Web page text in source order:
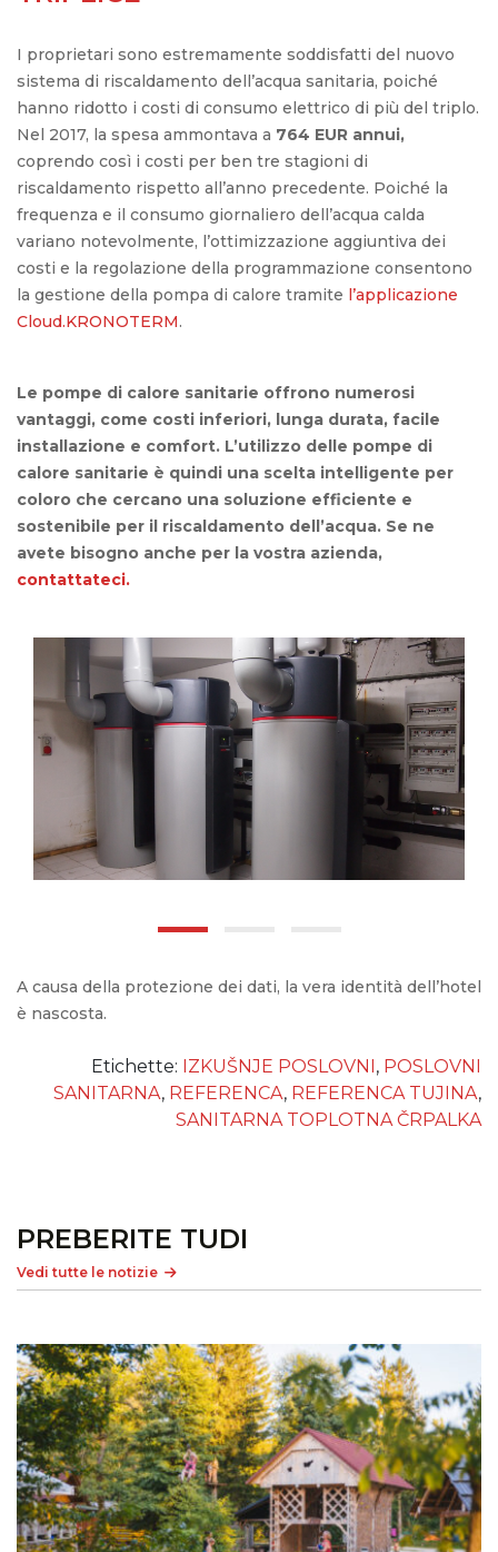
I proprietari sono estremamente soddisfatti del nuovo
sistema di riscaldamento dell’acqua sanitaria, poiché
hanno ridotto i costi di consumo elettrico di più del triplo.
Nel 2017, la spesa ammontava a 764 EUR annui,
coprendo così i costi per ben tre stagioni di
riscaldamento rispetto all’anno precedente. Poiché la
frequenza e il consumo giornaliero dell’acqua calda
variano notevolmente, l’ottimizzazione aggiuntiva dei
costi e la regolazione della programmazione consentono
la gestione della pompa di calore tramite l’applicazione
Cloud.KRONOTERM.
Le pompe di calore sanitarie offrono numerosi
vantaggi, come costi inferiori, lunga durata, facile
installazione e comfort. L’utilizzo delle pompe di
calore sanitarie è quindi una scelta intelligente per
coloro che cercano una soluzione efficiente e
sostenibile per il riscaldamento dell’acqua. Se ne
avete bisogno anche per la vostra azienda,
contattateci.
A causa della protezione dei dati, la vera identità dell’hotel
è nascosta.
Etichette: IZKUŠNJE POSLOVNI , POSLOVNI
SANITARNA, REFERENCA, REFERENCA TUJINA,
SANITARNA TOPLOTNA ČRPALKA
PREBERITE TUDI
Vedi tutte le notizie